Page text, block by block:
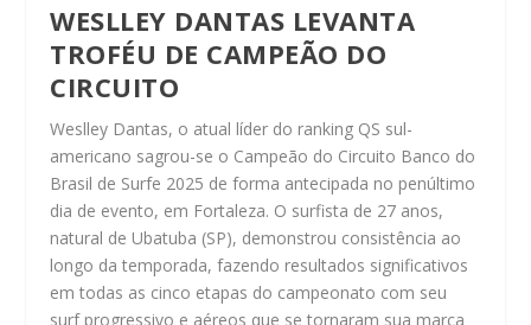
WESLLEY DANTAS LEVANTA
TROFÉU DE CAMPEÃO DO
CIRCUITO
Weslley Dantas, o atual líder do ranking QS sul-
americano sagrou-se o Campeão do Circuito Banco do
Brasil de Surfe 2025 de forma antecipada no penúltimo
dia de evento, em Fortaleza. O surfista de 27 anos,
natural de Ubatuba (SP), demonstrou consistência ao
longo da temporada, fazendo resultados significativos
em todas as cinco etapas do campeonato com seu
surf progressivo e aéreos que se tornaram sua marca